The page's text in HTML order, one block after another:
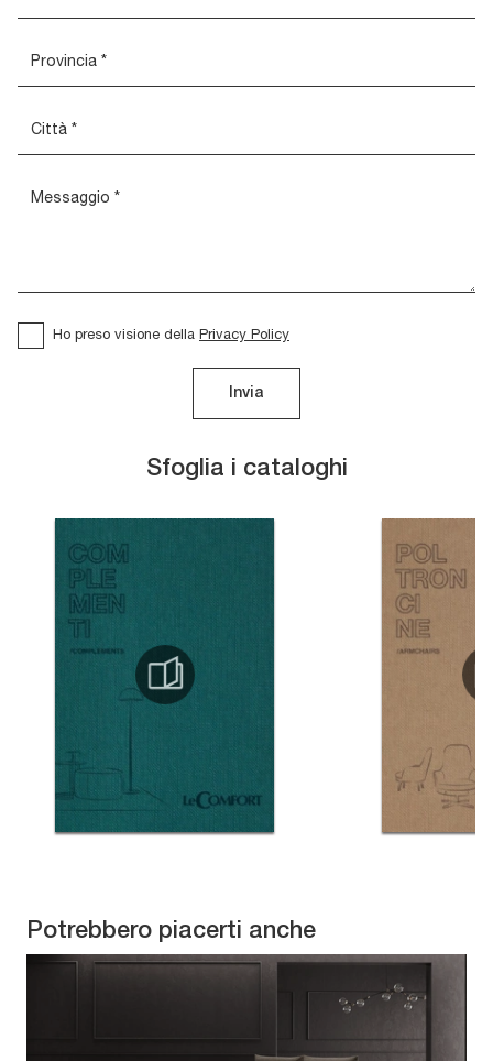
Sfoglia i cataloghi
Ho preso visione della Privacy Policy
Invia
Potrebbero piacerti anche